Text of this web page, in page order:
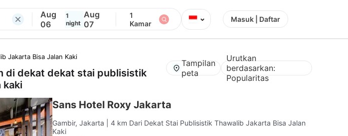
Aug
06
1
night
Aug
07
1
Kamar
⌄ Masuk | Daftar
Jakarta Bisa Jalan Kaki
di dekatdekat stai publisistik
kaki
Tampilan
peta
Urutkan
berdasarkan:
Popularitas
Sans Hotel Roxy Jakarta
Gambir, Jakarta
| 4 km Dari Dekat Stai Publisistik Thawalib Jakarta Bisa Jalan
Kaki